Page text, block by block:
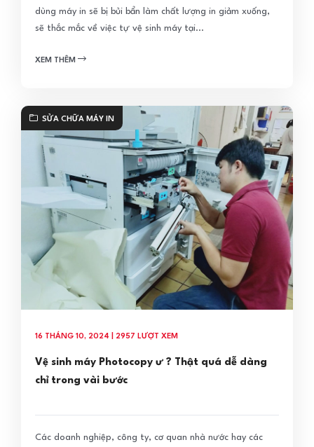
dùng máy in sẽ bị bủi bẩn làm chất lượng in giảm xuống,
sẽ thắc mắc về việc tự vệ sinh máy tại...
XEM THÊM
SỬA CHỮA MÁY IN
16 THÁNG 10, 2024 | 2957 LƯỢT XEM
Vệ sinh máy Photocopy ư ? Thật quá dễ dàng
chỉ trong vài bước
Các doanh nghiệp, công ty, cơ quan nhà nước hay các